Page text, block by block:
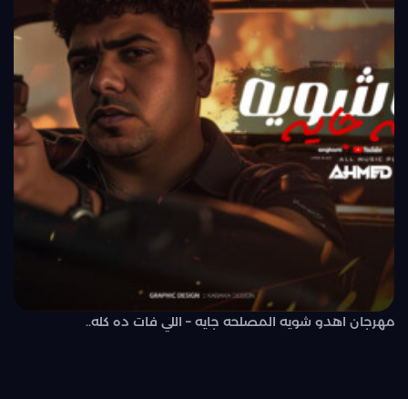
مهرجان اهدو شويه المصلحه جايه – اللي فات ده كله..